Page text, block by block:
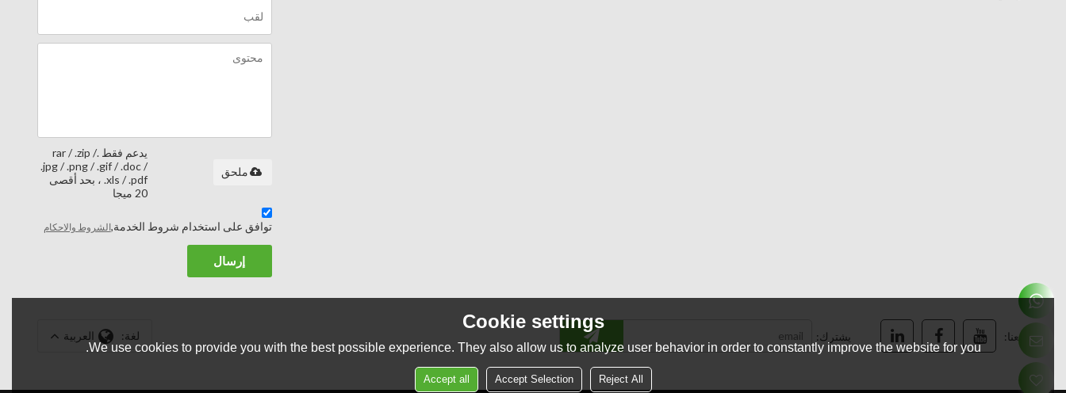
يدعم فقط .rar / .zip /
.jpg / .png / .gif / .doc /
.xls / .pdf ، بحد أقصى
20 ميجا
ملحق
توافق على استخدام شروط الخدمة,الشروط والاحكام
إرسال
تابعنا: يشترك: لغة: العربية
Cookie settings
We use cookies to provide you with the best possible experience. They also allow us to analyze user behavior in order to constantly improve the website for you.
Reject All
Accept Selection
Accept all